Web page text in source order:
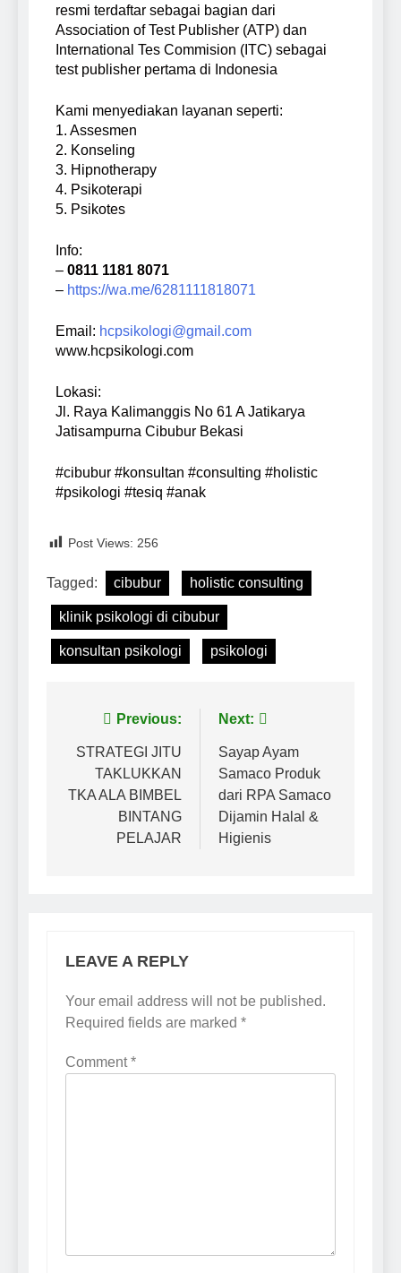
resmi terdaftar sebagai bagian dari
Association of Test Publisher (ATP) dan
International Tes Commision (ITC) sebagai
test publisher pertama di Indonesia
Kami menyediakan layanan seperti:
1. Assesmen
2. Konseling
3. Hipnotherapy
4. Psikoterapi
5. Psikotes
Info:
– 0811 1181 8071
– https://wa.me/6281111818071
Email: hcpsikologi@gmail.com
www.hcpsikologi.com
Lokasi:
Jl. Raya Kalimanggis No 61 A Jatikarya
Jatisampurna Cibubur Bekasi
#cibubur #konsultan #consulting #holistic
#psikologi #tesiq #anak
Post Views: 256
Tagged: cibubur holistic consulting
klinik psikologi di cibubur
konsultan psikologi psikologi
Previous:
STRATEGI JITU
TAKLUKKAN
TKA ALA BIMBEL
BINTANG
PELAJAR
Next:
Sayap Ayam
Samaco Produk
dari RPA Samaco
Dijamin Halal &
Higienis
LEAVE A REPLY
Your email address will not be published.
Required fields are marked *
Comment*